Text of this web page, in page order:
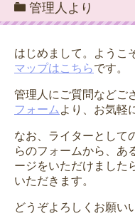
管理人より
はじめまして。ようこ
マップはこちらです。
管理人にご質問などご
フォーム より、お気軽
なお、ライターとして
らのフォームから、あ
ージをいただけました
いただきます。
どうぞよろしくお願い